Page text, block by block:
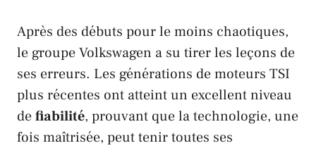
Après des débuts pour le moins chaotiques,
le groupeVolkswagen a su tirer les leçons de
ses erreurs. Les générations de moteurs TSI
plus récentes ont atteint un excellent niveau
defiabilité, prouvant que la technologie, une
fois maîtrisée, peut tenir toutes ses